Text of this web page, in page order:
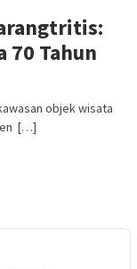
70 Tahun
objek wisata
[…]